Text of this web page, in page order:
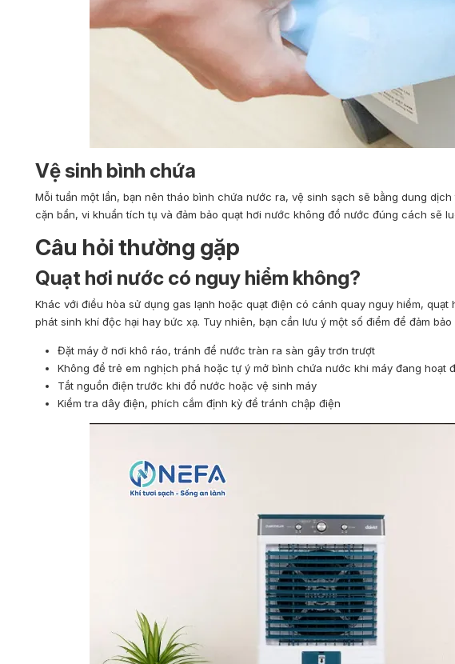
Vệ sinh bình chứa
Mỗi tuần một lần, bạn nên tháo bình chứa nước ra, vệ sinh sạch sẽ bằng dung
cặn bẩn, vi khuẩn tích tụ và đảm bảo quạt hơi nước không đổ nước đúng cách sẽ
Câu hỏi thường gặp
Quạt hơi nước có nguy hiểm không?
Khác với điều hòa sử dụng gas lạnh hoặc quạt điện có cánh quay nguy hiểm,
phát sinh khí độc hại hay bức xạ. Tuy nhiên, bạn cần lưu ý một số điểm để đảm bảo
Đặt máy ở nơi khô ráo, tránh để nước tràn ra sàn gây trơn trượt
Không để trẻ em nghịch phá hoặc tự ý mở bình chứa nước khi máy đang hoạt
Tắt nguồn điện trước khi đổ nước hoặc vệ sinh máy
Kiểm tra dây điện, phích cắm định kỳ để tránh chập điện